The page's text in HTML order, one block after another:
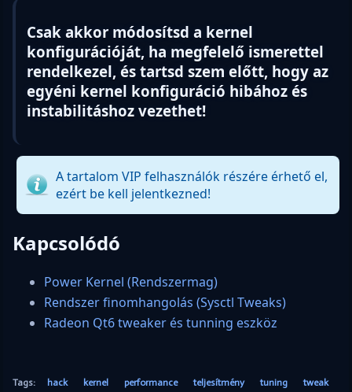
Csak akkor módosítsd a kernel
konfigurációját, ha megfelelő ismerettel
rendelkezel, és tartsd szem előtt, hogy az
egyéni kernel konfiguráció hibához és
instabilitáshoz vezethet!
A tartalom VIP felhasználók részére érhető el,
ezért be kell jelentkezned!
Kapcsolódó
Power Kernel (Rendszermag)
Rendszer finomhangolás (Sysctl Tweaks)
Radeon Qt6 tweaker és tunning eszköz
Tags: hack kernel performance teljesítmény tuning tweak